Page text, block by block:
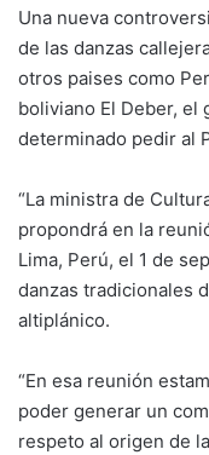
Una nueva
de las danzas
otros paises como
boliviano El Deber, el
determinado pedir al
“La ministra de
propondrá en la
Lima, Perú, el 1 de
danzas tradicionales
altiplánico.
“En esa reunión
poder generar un
respeto al origen de